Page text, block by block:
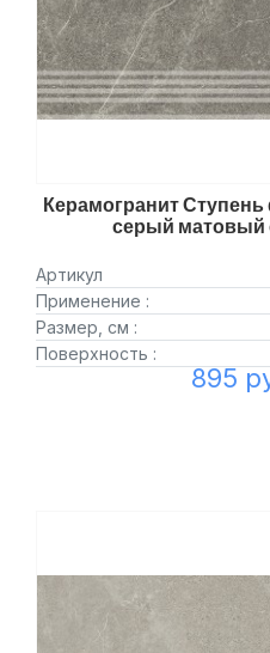
Керамогранит
серый матовый
Артикул
Применение :
Размер, см :
Поверхность :
895